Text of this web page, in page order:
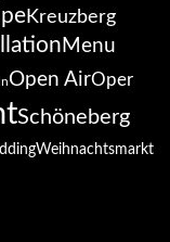
Kreuzberg
Menu
Open AirOper
Schöneberg
Weihnachtsmarkt